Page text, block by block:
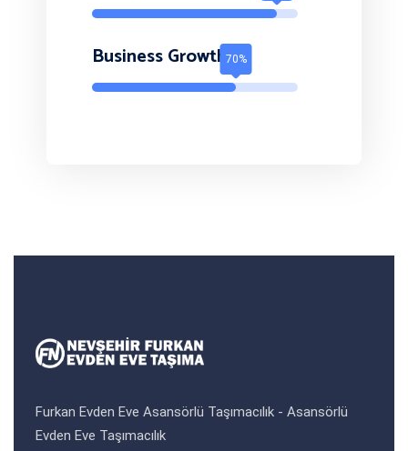
Business Growth
Furkan Evden Eve Asansörlü Taşımacılık - Asansörlü
Evden Eve Taşımacılık